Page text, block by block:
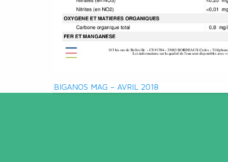
Navigation
BIGANOS MAG – AVRIL 2018